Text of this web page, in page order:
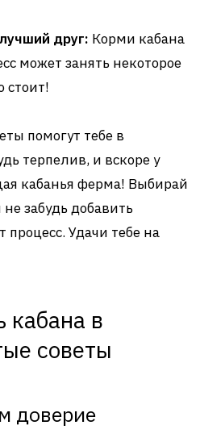
друг: Корми кабана
может занять некоторое
стоит!
помогут тебе в
терпелив, и вскоре у
кабанья ферма! Выбирай
забудь добавить
процесс. Удачи тебе на
кабана в
советы
доверие